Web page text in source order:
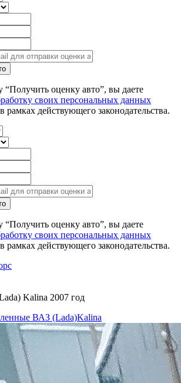
оценку авто”, вы даете
своих персональных данных
рамках действующего законодательства.
оценку авто”, вы даете
своих персональных данных
рамках действующего законодательства.
Kalina 2007 год
ВАЗ (Lada)Kalina